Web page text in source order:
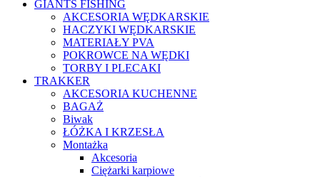
GIANTS FISHING
AKCESORIA WĘDKARSKIE
HACZYKI WĘDKARSKIE
MATERIAŁY PVA
POKROWCE NA WĘDKI
TORBY I PLECAKI
TRAKKER
AKCESORIA KUCHENNE
BAGAŻ
Biwak
ŁÓŻKA I KRZESŁA
Montażka
Akcesoria
Ciężarki karpiowe